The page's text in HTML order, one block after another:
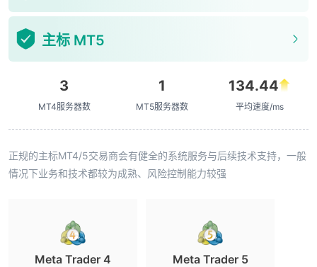
主标 MT5
3
MT4服务器数
1
MT5服务器数
134.44
平均速度/ms
正规的主标MT4/5交易商会有健全的系统服务与后续技术支持，一般
情况下业务和技术都较为成熟、风险控制能力较强
Meta Trader 4 Meta Trader 5